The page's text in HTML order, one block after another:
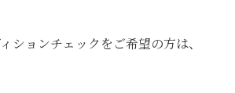
ションチェックをご希望の方は、